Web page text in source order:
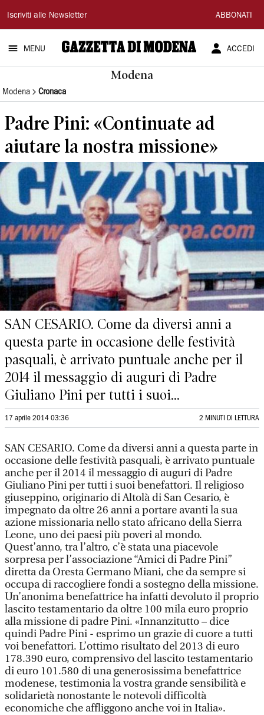
Gazzetta
di
Modena
Iscriviti alle Newsletter ABBONATI
MENU ACCEDI
Modena
Modena Cronaca
Padre Pini: «Continuate ad
aiutare la nostra missione»
SAN CESARIO. Come da diversi anni a
questa parte in occasione delle festività
pasquali, è arrivato puntuale anche per il
2014 il messaggio di auguri di Padre
Giuliano Pini per tutti i suoi...
17 aprile 2014 03:36 2 MINUTI DI LETTURA
SAN CESARIO. Come da diversi anni a questa parte in
occasione delle festività pasquali, è arrivato puntuale
anche per il 2014 il messaggio di auguri di Padre
Giuliano Pini per tutti i suoi benefattori. Il religioso
giuseppino, originario di Altolà di San Cesario, è
impegnato da oltre 26 anni a portare avanti la sua
azione missionaria nello stato africano della Sierra
Leone, uno dei paesi più poveri al mondo.
Quest’anno, tra l’altro, c’è stata una piacevole
sorpresa per l’associazione “Amici di Padre Pini”
diretta da Oresta Germano Miani, che da sempre si
occupa di raccogliere fondi a sostegno della missione.
Un’anonima benefattrice ha infatti devoluto il proprio
lascito testamentario da oltre 100 mila euro proprio
alla missione di padre Pini. «Innanzitutto – dice
quindi Padre Pini - esprimo un grazie di cuore a tutti
voi benefattori. L’ottimo risultato del 2013 di euro
178.390 euro, comprensivo del lascito testamentario
di euro 101.580 di una generosissima benefattrice
modenese, testimonia la vostra grande sensibilità e
solidarietà nonostante le notevoli difficoltà
economiche che affliggono anche voi in Italia».